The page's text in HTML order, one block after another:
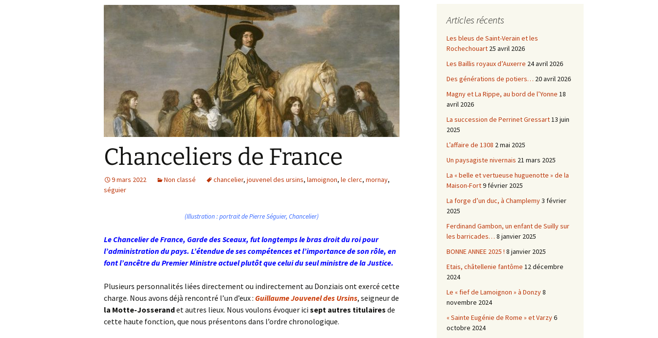
Baronnie de Saint-Verain
Comté de Gien
Seigneurie de Courtenay
Comté de Sancerre
Châtellenie d’Etais
Châtellenies de Corvol et
Billy
Châtellenie de Chatel-
Bargis
Châtellenie de Saint-
Seigneuries voisines du
Donziais
Chanceliers de France
9 mars 2022 Non classé chancelier, jouvenel des ursins, lamoignon, le clerc, mornay,
séguier
(Illustration : portrait de Pierre Séguier, Chancelier)
Le Chancelier de France, Garde des Sceaux, fut longtemps le bras droit du roi pour
l’administration du pays. L’étendue de ses compétences et l’importance de son rôle, en
font l’ancêtre du Premier Ministre actuel plutôt que celui du seul ministre de la Justice.
Plusieurs personnalités liées directement ou indirectement au Donziais ont exercé cette
charge. Nous avons déjà rencontré l’un d’eux : Guillaume Jouvenel des Ursins, seigneur de
la Motte-Josserandet autres lieux. Nous voulons évoquer ici sept autres titulaires de
cette haute fonction, que nous présentons dans l’ordre chronologique.
Articles récents
Les bleus de Saint-Verain et les
Rochechouart 25 avril 2026
Les Baillis royaux d’Auxerre 24 avril 2026
Des générations de potiers… 20 avril 2026
Magny et La Rippe, au bord de l’Yonne 18
avril 2026
La succession de Perrinet Gressart13 juin
2025
L’affaire de 1308 2 mai 2025
Un paysagiste nivernais 21 mars 2025
La « belle et vertueuse huguenotte » de la
Maison-Fort9 février 2025
La forge d’un duc, à Champlemy3 février
2025
Ferdinand Gambon, un enfant de Suilly sur
les barricades… 8 janvier 2025
BONNE ANNEE 2025 ! 8 janvier 2025
Etais, châtellenie fantôme 12 décembre
2024
Le « fief de Lamoignon » à Donzy8
novembre 2024
« Sainte Eugénie de Rome » et Varzy6
octobre 2024